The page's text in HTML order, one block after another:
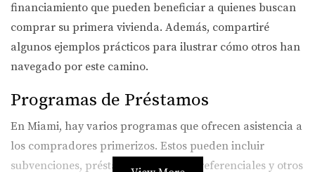
financiamiento que pueden beneficiar a quienes buscan
comprar su primera vivienda. Además, compartiré
algunos ejemplos prácticos para ilustrar cómo otros han
navegado por este camino.
Programas de Préstamos
En Miami, hay varios programas que ofrecen asistencia a
los compradores primerizos. Estos pueden incluir
subvenciones, préstamos con tasas preferenciales y otros